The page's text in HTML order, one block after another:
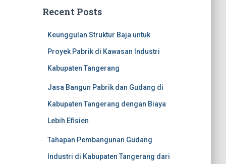
Recent Posts
Keunggulan Struktur Baja untuk
Proyek Pabrik di Kawasan Industri
Kabupaten Tangerang
Jasa Bangun Pabrik dan Gudang di
Kabupaten Tangerang dengan Biaya
Lebih Efisien
Tahapan Pembangunan Gudang
Industri di Kabupaten Tangerang dari